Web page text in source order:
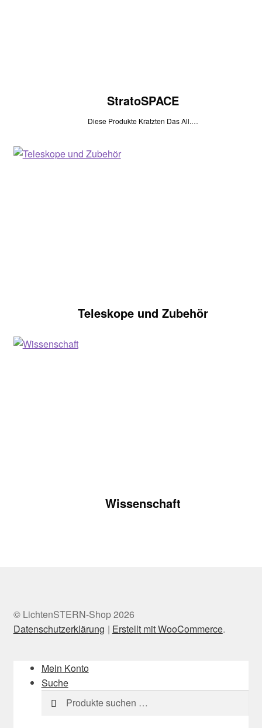
StratoSPACE
Diese Produkte Kratzten Das All.…
Teleskope und Zubehör
Wissenschaft
© LichtenSTERN-Shop 2026
Datenschutzerklärung
Erstellt mit WooCommerce.
Mein Konto
Suche
Suchen
nach:
Suchen